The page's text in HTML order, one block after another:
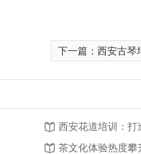
下一篇： 西安古琴
西安花道培训：打
茶文化体验热度攀